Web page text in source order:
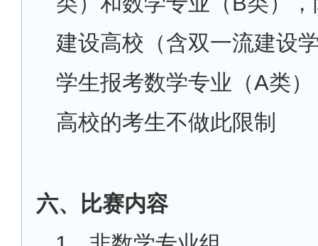
建设高校（含双一流建设
学生报考数学专业（A类
高校的考生不做此限制
六、比赛内容